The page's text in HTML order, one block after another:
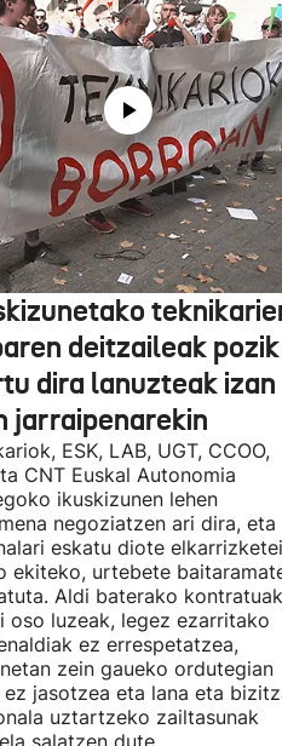
deitzaileak pozik
dira lanuzteak izan
jarraipenarekin
ESK, LAB, UGT, CCOO,
CNT Euskal Autonomia
ikuskizunen lehen
negoziatzen ari dira, eta
eskatu diote elkarrizketei
ekiteko, urtebete
Aldi baterako
oso luzeak, legez ezarritako
ez errespetatzea,
zein gaueko ordutegian
ez jasotzea eta lana eta
uztartzeko zailtasunak
salatzen dute.